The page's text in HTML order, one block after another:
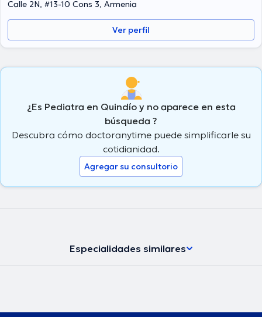
ha compartido importantes artículos. Español son los idiomas que
habla la profesional de la salud.
Calle 2N, #13-10 Cons 3, Armenia
Ver perfil
¿Es Pediatra en Quindío y no aparece en esta
búsqueda ?
Descubra cómo doctoranytime puede simplificarle su
cotidianidad.
Agregar su consultorio
Especialidades similares